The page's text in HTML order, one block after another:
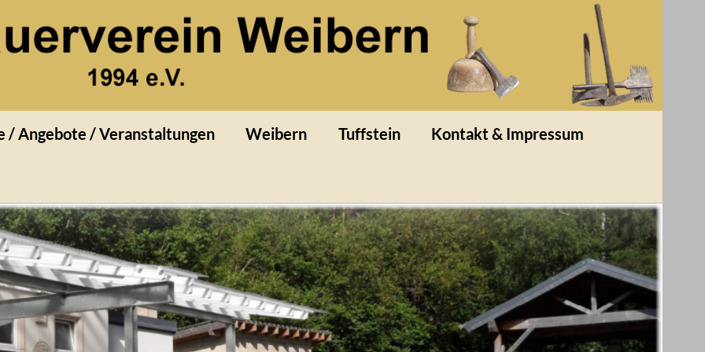
/ Angebote / Veranstaltungen Weibern Tuffstein Kontakt & Impressum